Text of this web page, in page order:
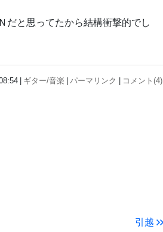
だと思ってたから結構衝撃的でし
ギター/音楽 パーマリンク コメント(4)
引越